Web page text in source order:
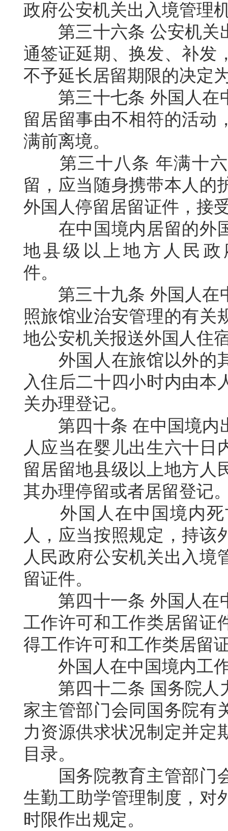
政府公安机关出入境管理
第三十六条 公安机关
通签证延期、换发、补发
不予延长居留期限的决定
第三十七条 外国人在
留居留事由不相符的活动
满前离境。
第三十八条 年满十
留，应当随身携带本人的
外国人停留居留证件，接
在中国境内居留的外
地县级以上地方人民
件。
第三十九条 外国人在
照旅馆业治安管理的有关
地公安机关报送外国人住
外国人在旅馆以外的
入住后二十四小时内由本
关办理登记。
第四十条 在中国境内
人应当在婴儿出生六十日
留居留地县级以上地方人
其办理停留或者居留登记
外国人在中国境内
人，应当按照规定，持该
人民政府公安机关出入境
留证件。
第四十一条 外国人在
工作许可和工作类居留证
得工作许可和工作类居留
外国人在中国境内工
第四十二条 国务院人
家主管部门会同国务院有
力资源供求状况制定并定
目录。
国务院教育主管部门
生勤工助学管理制度，对
时限作出规定。